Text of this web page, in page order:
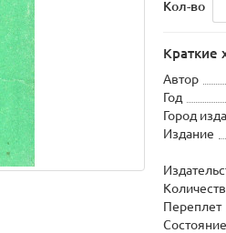
Кол-во
Краткие
Автор
Год
Город
Издание
Переплет
Состояние